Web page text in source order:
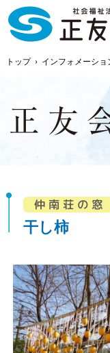
事業内容
トップ› インフォメーショ
干し柿